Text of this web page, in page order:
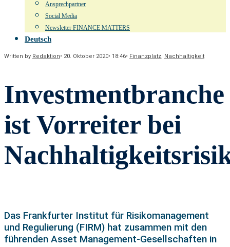
Ansprechpartner
Social Media
Newsletter FINANCE MATTERS
Deutsch
Written by Redaktion• 20. Oktober 2020• 18:46• Finanzplatz, Nachhaltigkeit
Investmentbranche
ist Vorreiter bei
Das Frankfurter Institut für Risikomanagement
und Regulierung (FIRM) hat zusammen mit den
führenden Asset Management-Gesellschaften in